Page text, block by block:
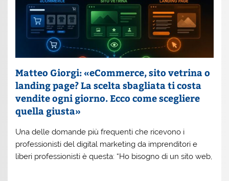
Matteo Giorgi: «eCommerce, sito vetrina o
landing page? La scelta sbagliata ti costa
vendite ogni giorno. Ecco come scegliere
quella giusta»
Una delle domande più frequenti che ricevono i
professionisti del digital marketing da imprenditori e
liberi professionisti è questa: “Ho bisogno di un sito web,